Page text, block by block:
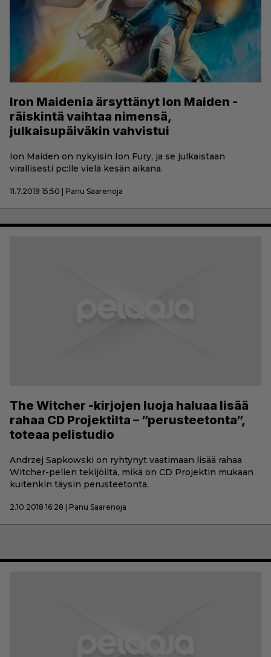
Iron Maidenia ärsyttänyt Ion Maiden -
räiskintä vaihtaa nimensä,
julkaisupäiväkin vahvistui
Ion Maiden on nykyisin Ion Fury, ja se julkaistaan
virallisesti pc:lle vielä kesän aikana.
11.7.2019 15:50 | Panu Saarenoja
The Witcher -kirjojen luoja haluaa lisää
rahaa CD Projektilta – ”perusteetonta”,
toteaa pelistudio
Andrzej Sapkowski on ryhtynyt vaatimaan lisää rahaa
Witcher-pelien tekijöiltä, mikä on CD Projektin mukaan
kuitenkin täysin perusteetonta.
2.10.2018 16:28 | Panu Saarenoja